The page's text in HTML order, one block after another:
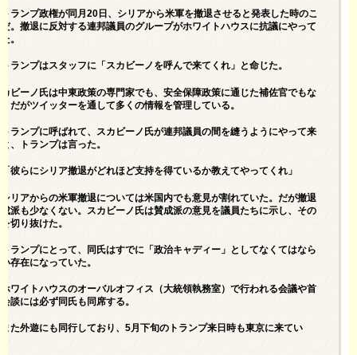
ランプ政権が同月20日、シリアから米軍を撤退させると発表した時のこ
。撤退に反対する連邦議員のグループがホワイトハウスに抗議にやって
。
ンプはスタッフに「スカビーノを呼んで来てくれ」と命じた。
ビーノ氏は中東政策の専門家でも、安全保障政策に通じた補佐官でもな
だがツイッターを通して多くの情報を管理している。
ランプに呼ばれて、スカビーノ氏が連邦議員の間を縫うようにやって来
、トランプは言った。
らにシリア撤退がどれほど支持を得ているか教えてやってくれ」
リアからの米軍撤退については米国内でも意見が割れていた。だが撤退
派も少なくない。スカビーノ氏は賛成派の意見を議員たちに示し、その
切り抜けた。
ランプにとって、同氏はすでに「政治キャディー」としてなくてはなら
存在になっていた。
ワイトハウスのオーバルオフィス（大統領執務室）で行われる会議や首
談には必ず同氏も同席する。
た外遊にも同行しており、5月下旬のトランプ来日時も東京に来てい